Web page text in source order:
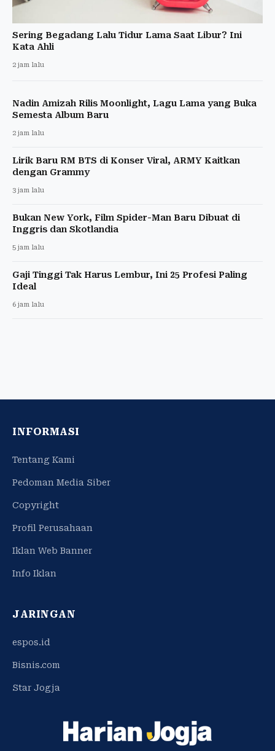
Sering Begadang Lalu Tidur Lama Saat Libur? Ini
Kata Ahli
2 jam lalu
Nadin Amizah Rilis Moonlight, Lagu Lama yang Buka
Semesta Album Baru
2 jam lalu
Lirik Baru RM BTS di Konser Viral, ARMY Kaitkan
dengan Grammy
3 jam lalu
Bukan New York, Film Spider-Man Baru Dibuat di
Inggris dan Skotlandia
5 jam lalu
Gaji Tinggi Tak Harus Lembur, Ini 25 Profesi Paling
Ideal
6 jam lalu
INFORMASI
Tentang Kami
Pedoman Media Siber
Copyright
Profil Perusahaan
Iklan Web Banner
Info Iklan
JARINGAN
espos.id
Bisnis.com
Star Jogja